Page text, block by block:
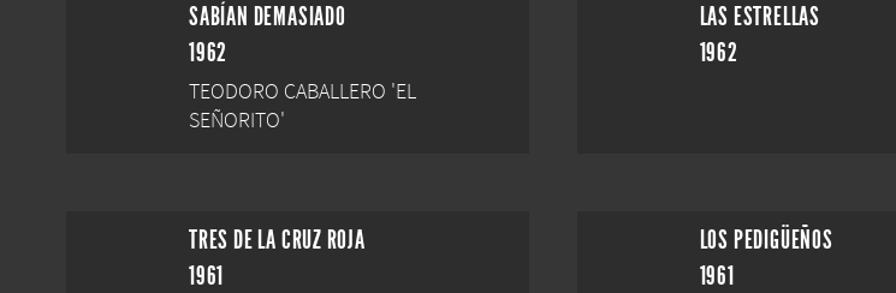
SABÍAN DEMASIADO
1962
TEODORO CABALLERO 'EL
SEÑORITO'
LAS ESTRELLAS
1962
TRES DE LA CRUZ ROJA
1961
LOS PEDIGÜEÑOS
1961